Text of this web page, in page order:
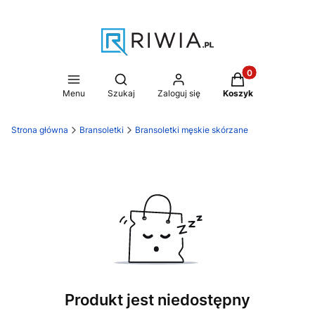
Menu
Otwórz wyszukiwarkę
Szukaj Zaloguj się
Produkty w
Koszyk
Strona główna Bransoletki Bransoletki męskie skórzane
Produkt jest niedostępny